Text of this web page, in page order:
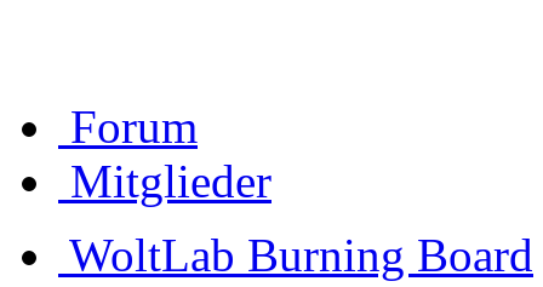
Forum
Mitglieder
WoltLab Burning Board